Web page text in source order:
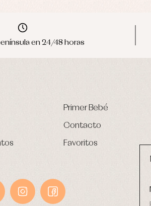
en 24/48 horas
Primer Bebé
Contacto
Favoritos